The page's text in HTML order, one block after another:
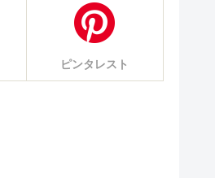
ピンタレスト